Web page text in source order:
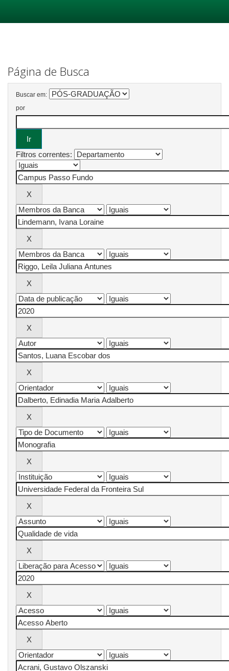
Página de Busca
Buscar em:
por
Filtros correntes: